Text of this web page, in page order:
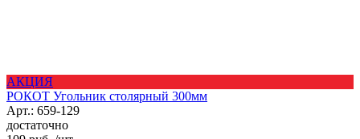
АКЦИЯ
РОКОТ Угольник столярный 300мм
Арт.: 659-129
достаточно